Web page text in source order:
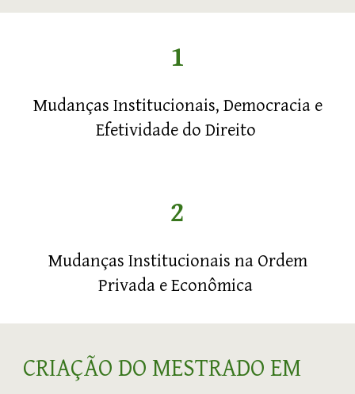
1
Mudanças Institucionais, Democracia e
Efetividade do Direito
2
Mudanças Institucionais na Ordem
Privada e Econômica
CRIAÇÃO DO MESTRADO EM